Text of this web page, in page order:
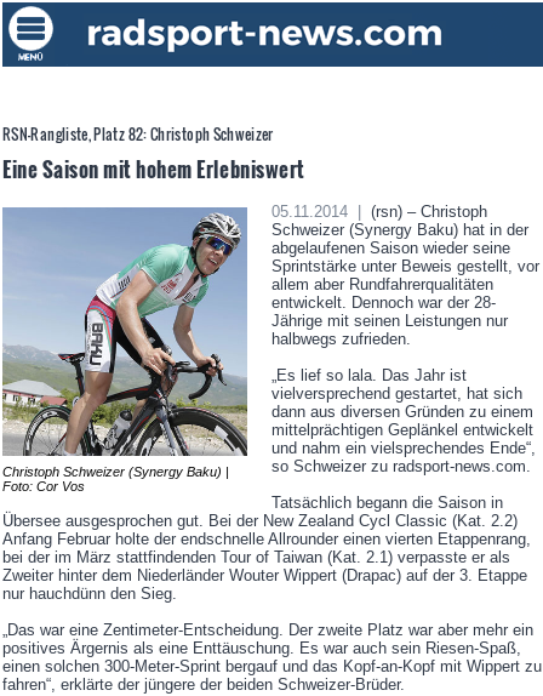
RSN-Rangliste, Platz 82: Christoph Schweizer
Eine Saison mit hohem Erlebniswert
Christoph Schweizer (Synergy Baku) |
Foto: Cor Vos
05.11.2014 |
(rsn) – Christoph
Schweizer (Synergy Baku) hat in der
abgelaufenen Saison wieder seine
Sprintstärke unter Beweis gestellt, vor
allem aber Rundfahrerqualitäten
entwickelt. Dennoch war der 28-
Jährige mit seinen Leistungen nur
halbwegs zufrieden.
„Es lief so lala. Das Jahr ist
vielversprechend gestartet, hat sich
dann aus diversen Gründen zu einem
mittelprächtigen Geplänkel entwickelt
und nahm ein vielsprechendes Ende“,
so Schweizer zu radsport-news.com.
Tatsächlich begann die Saison in
Übersee ausgesprochen gut. Bei der New Zealand Cycl Classic (Kat. 2.2)
Anfang Februar holte der endschnelle Allrounder einen vierten Etappenrang,
bei der im März stattfindenden Tour of Taiwan (Kat. 2.1) verpasste er als
Zweiter hinter dem Niederländer Wouter Wippert (Drapac) auf der 3. Etappe
nur hauchdünn den Sieg.
„Das war eine Zentimeter-Entscheidung. Der zweite Platz war aber mehr ein
positives Ärgernis als eine Enttäuschung. Es war auch sein Riesen-Spaß,
einen solchen 300-Meter-Sprint bergauf und das Kopf-an-Kopf mit Wippert zu
fahren“, erklärte der jüngere der beiden Schweizer-Brüder.